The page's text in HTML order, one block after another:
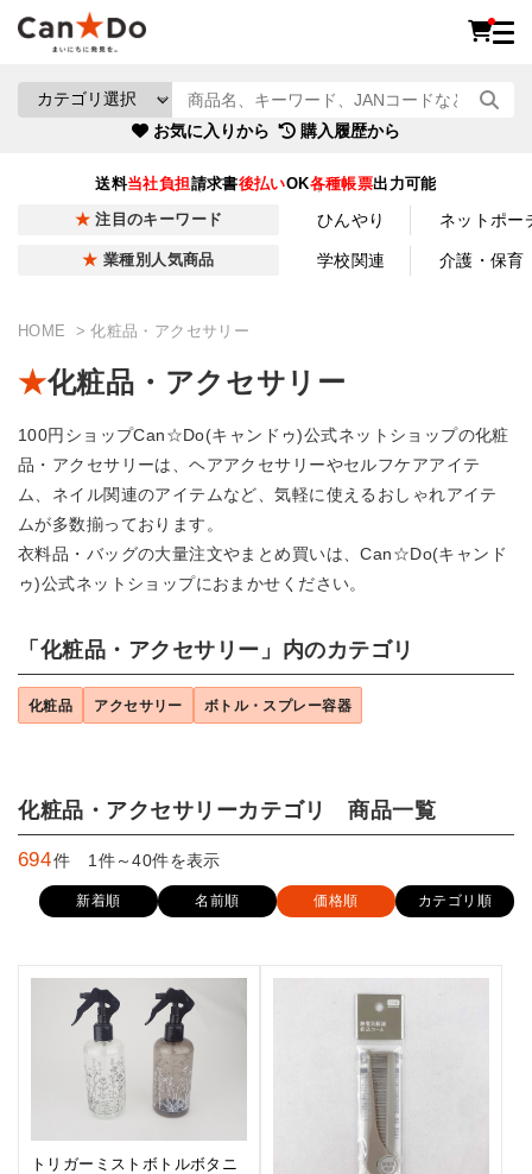
お気に入りから 購入履歴から
送料当社負担請求書後払いOK各種帳票出力可能
注目のキーワード ひんやり ネットポー
業種別人気商品 学校関連 介護・保育
HOME 化粧品・アクセサリー
化粧品・アクセサリー
100円ショップCan☆Do(キャンドゥ)公式ネットショップの化粧
品・アクセサリーは、ヘアアクセサリーやセルフケアアイテ
ム、ネイル関連のアイテムなど、気軽に使えるおしゃれアイテ
ムが多数揃っております。
衣料品・バッグの大量注文やまとめ買いは、Can☆Do(キャンド
ゥ)公式ネットショップにおまかせください。
「化粧品・アクセサリー」内のカテゴリ
化粧品 アクセサリー ボトル・スプレー容器
化粧品・アクセサリーカテゴリ 商品一覧
694件 1件～40件を表示
新着順 名前順 価格順 カテゴリ順
トリガーミストボトルボタニ